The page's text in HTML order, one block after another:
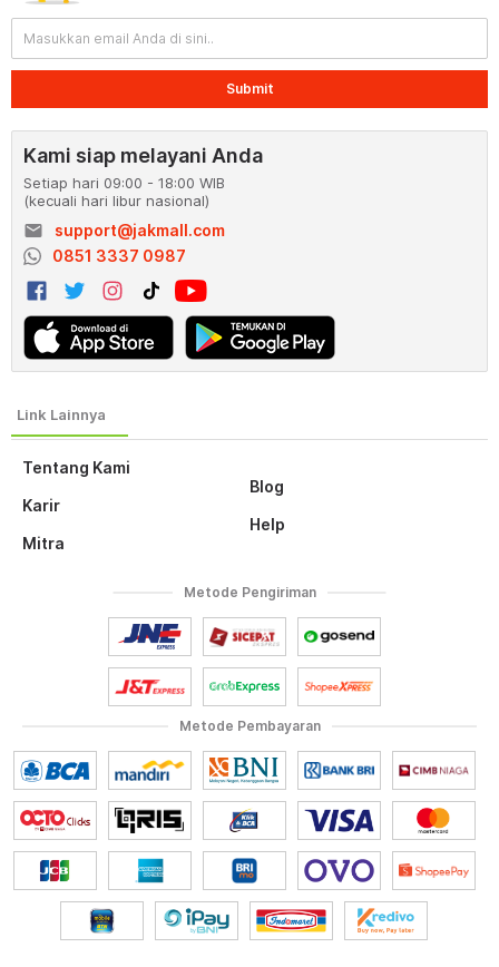
Tentang Kami
Karir
Mitra
Blog
Help
Submit
Kami siap melayani Anda
Setiap hari 09:00 - 18:00 WIB
(kecuali hari libur nasional)
email
support@jakmall.com
0851 3337 0987
Metode Pembayaran
Metode Pengiriman